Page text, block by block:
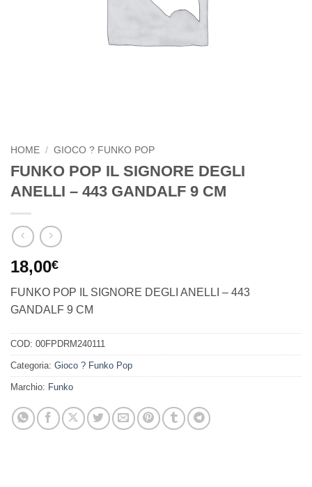
HOME / GIOCO ? FUNKO POP
FUNKO POP IL SIGNORE DEGLI
ANELLI – 443 GANDALF 9 CM
18,00€
FUNKO POP IL SIGNORE DEGLI ANELLI – 443
GANDALF 9 CM
COD: 00FPDRM240111
Categoria: Gioco ? Funko Pop
Marchio: Funko